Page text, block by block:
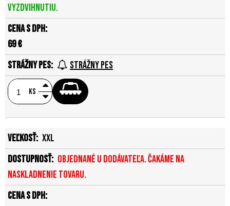
vyzdvihnutiu.
69 €
Strážny pes
ks
XXL
Objednané u dodávateľa. Čakáme na
naskladnenie tovaru.